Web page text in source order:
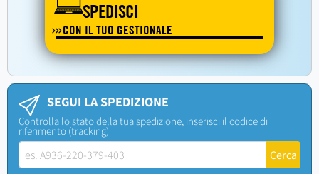
SPEDISCI
CON IL TUO GESTIONALE
SEGUI LA SPEDIZIONE
Controlla lo stato della tua spedizione, inserisci il codice di
riferimento (tracking)